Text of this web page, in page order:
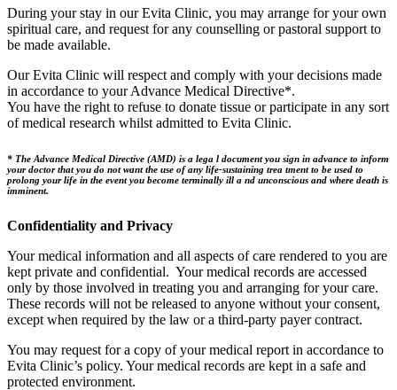
During your stay in our Evita Clinic, you may arrange for your own
spiritual care, and request for any counselling or pastoral support to
be made available.
Our Evita Clinic will respect and comply with your decisions made
in accordance to your Advance Medical Directive*.
You have the right to refuse to donate tissue or participate in any sort
of medical research whilst admitted to Evita Clinic.
* The Advance Medical Directive (AMD) is a lega l document you sign in advance to inform
your doctor that you do not want the use of any life-sustaining trea tment to be used to
prolong your life in the event you become terminally ill a nd unconscious and where death is
imminent.
Confidentiality and Privacy
Your medical information and all aspects of care rendered to you are
kept private and confidential. Your medical records are accessed
only by those involved in treating you and arranging for your care.
These records will not be released to anyone without your consent,
except when required by the law or a third-party payer contract.
You may request for a copy of your medical report in accordance to
Evita Clinic’s policy. Your medical records are kept in a safe and
protected environment.